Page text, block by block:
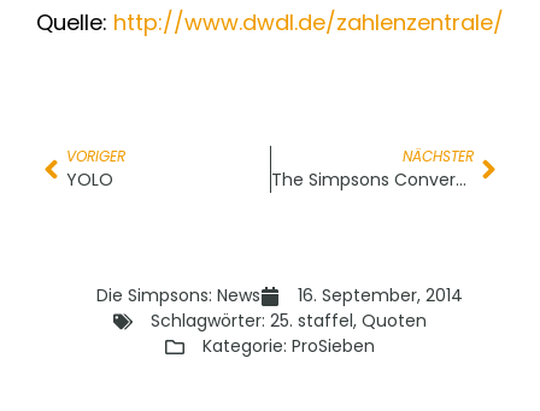
Quelle: http://www.dwdl.de/zahlenzentrale/
VORIGER
YOLO
NÄCHSTER
The Simpsons Converse Fall/Winter Collection
Die Simpsons: News
16. September, 2014
Schlagwörter: 25. staffel, Quoten
Kategorie: ProSieben